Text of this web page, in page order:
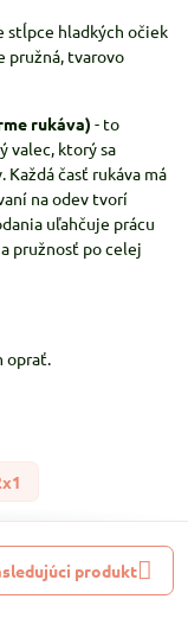
stĺpce hladkých očiek
pružná, tvarovo
rukáva) - to
valec, ktorý sa
časť rukáva má
na odev tvorí
uľahčuje prácu
pružnosť po celej
oprať.
produkt